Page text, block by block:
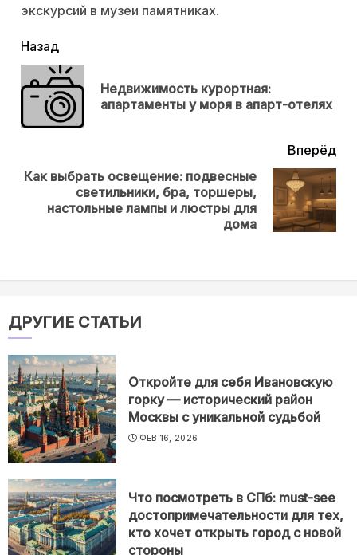
экскурсий в музеи памятниках.
читать
еще
Назад
Недвижимость курортная:
апартаменты у моря в апарт-отелях
Вперёд
post:
Как выбрать освещение: подвесные
светильники, бра, торшеры,
настольные лампы и люстры для
дома
ДРУГИЕ СТАТЬИ
Откройте для себя Ивановскую
горку — исторический район
Москвы с уникальной судьбой
ФЕВ 16, 2026
Что посмотреть в СПб: must-see
достопримечательности для тех,
кто хочет открыть город с новой
стороны